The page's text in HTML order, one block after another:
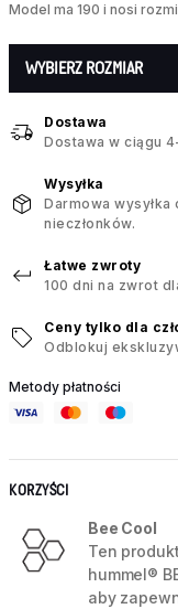
Model ma 190 i nosi
WYBIERZ ROZMIAR
Dostawa
Dostawa w ciągu
Wysyłka
Darmowa wysyłka
nieczłonków.
Łatwe zwroty
100 dni na zwrot
Ceny tylko dla
Odblokuj
Metody płatności
KORZYŚCI
Bee Cool
Ten
hummel®
aby